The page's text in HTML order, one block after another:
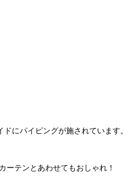
ドにパイピングが施されています。
ーテンとあわせてもおしゃれ！